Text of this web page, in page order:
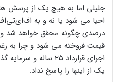
و حال پزشکیان مهم‌تر بود.
جلیلی اما به هیچ یک از پرسش
درصدی چگونه محقق خواهد شد و
قیمت فروخته می شود و چرا به